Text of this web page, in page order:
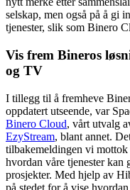
selskap, men også på å gi
tjenester, slik som Binero
Vis frem Bineros
og TV
I tillegg til å fremheve
oppdatert utseende, var
Binero Cloud, vårt utvalg
EzyStream, blant annet.
tilbakemeldingen vi mottok
hvordan våre tjenester kan
prosjekter. Med hjelp av
på stedet for å vise